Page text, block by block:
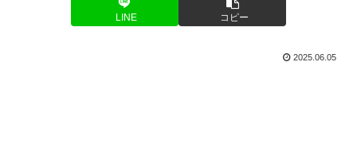
LINE コピー
2025.06.05